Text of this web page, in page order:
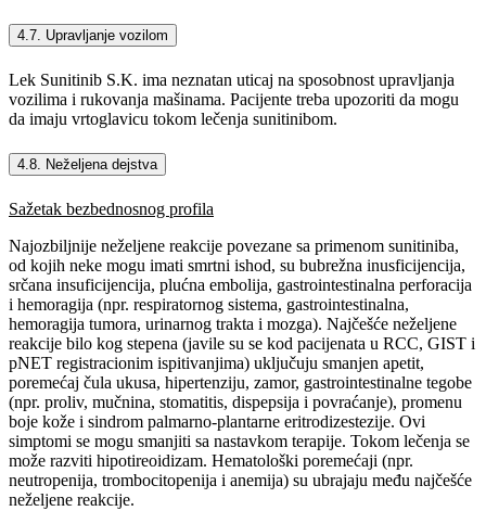
4.7. Upravljanje vozilom
Lek Sunitinib S.K. ima neznatan uticaj na sposobnost upravljanja
vozilima i rukovanja mašinama. Pacijente treba upozoriti da mogu
da imaju vrtoglavicu tokom lečenja sunitinibom.
4.8. Neželjena dejstva
Sažetak bezbednosnog profila
Najozbiljnije neželjene reakcije povezane sa primenom sunitiniba,
od kojih neke mogu imati smrtni ishod, su bubrežna inusficijencija,
srčana insuficijencija, plućna embolija, gastrointestinalna perforacija
i hemoragija (npr. respiratornog sistema, gastrointestinalna,
hemoragija tumora, urinarnog trakta i mozga). Najčešće neželjene
reakcije bilo kog stepena (javile su se kod pacijenata u RCC, GIST i
pNET registracionim ispitivanjima) uključuju smanjen apetit,
poremećaj čula ukusa, hipertenziju, zamor, gastrointestinalne tegobe
(npr. proliv, mučnina, stomatitis, dispepsija i povraćanje), promenu
boje kože i sindrom palmarno-plantarne eritrodizestezije. Ovi
simptomi se mogu smanjiti sa nastavkom terapije. Tokom lečenja se
može razviti hipotireoidizam. Hematološki poremećaji (npr.
neutropenija, trombocitopenija i anemija) su ubrajaju među najčešće
neželjene reakcije.